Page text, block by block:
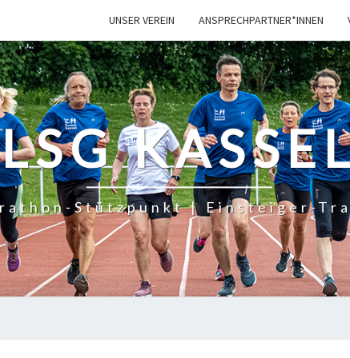
UNSER VER­EIN ANSPRECHPARTNER*INNEN
LSG
Stützpunkt | Einsteiger-